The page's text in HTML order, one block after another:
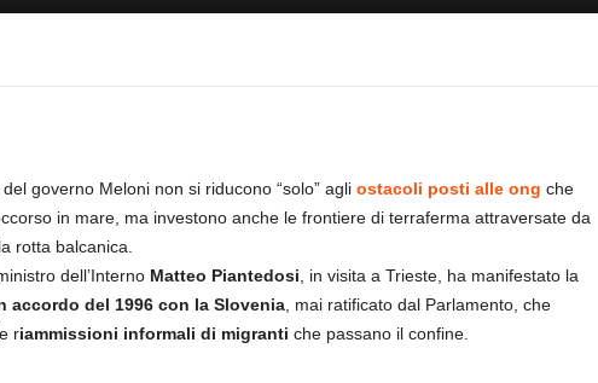
governo Meloni non si riducono “solo” agli ostacoli posti alle ong che
in mare, ma investono anche le frontiere di terraferma attraversate da
rotta balcanica.
dell’Interno Matteo Piantedosi , in visita a Trieste, ha manifestato la
accordo del 1996 con la Slovenia, mai ratificato dal Parlamento, che
riammissioni informali di migranti che passano il confine.